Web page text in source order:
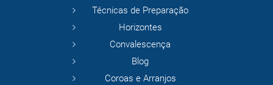
Técnicas de Preparação
Horizontes
Convalescença
Blog
Coroas e Arranjos